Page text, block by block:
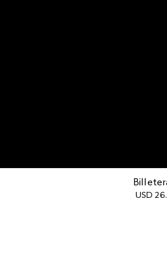
USD 26.
Pagos 100%